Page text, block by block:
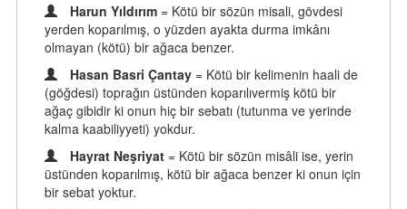
Harun Yıldırım = Kötü bir sözün misali, gövdesi
yerden koparılmış, o yüzden ayakta durma imkânı
olmayan (kötü) bir ağaca benzer.
Hasan Basri Çantay = Kötü bir kelimenin haali de
(göğdesi) toprağın üstünden koparılıvermiş kötü bir
ağaç gibidir ki onun hiç bir sebatı (tutunma ve yerinde
kalma kaabiliyyeti) yokdur.
Hayrat Neşriyat = Kötü bir sözün misâli ise, yerin
üstünden koparılmış, kötü bir ağaca benzer ki onun için
bir sebat yoktur.